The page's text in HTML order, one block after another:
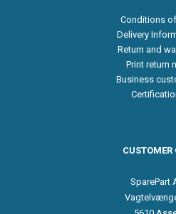
Conditions
Delivery
Return and
Print return
Business
CUSTOMER
SparePart